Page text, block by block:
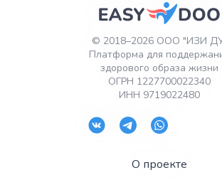
© 2018–2026 ООО "ИЗИ
Платформа для
здорового образа жизни
ОГРН 1227700022340
ИНН 9719022480
О проекте